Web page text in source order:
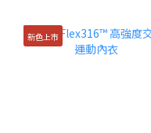
新色上市